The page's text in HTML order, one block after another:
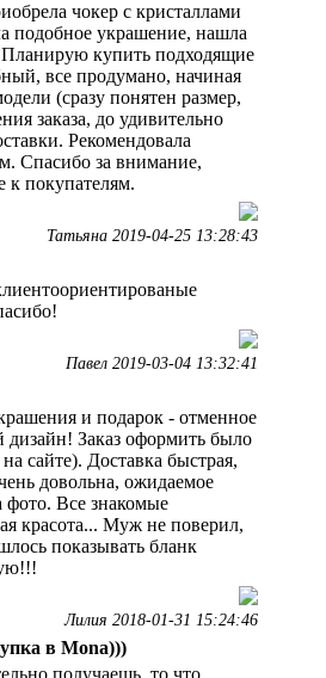
чокер с кристаллами
подобное украшение, нашла
купить подходящие
все продумано, начиная
(сразу понятен размер,
заказа, до удивительно
Рекомендовала
Спасибо за внимание,
к покупателям.
Татьяна 2019-04-25 13:28:43
Павел 2019-03-04 13:32:41
и подарок - отменное
дизайн! Заказ оформить было
сайте). Доставка быстрая,
довольна, ожидаемое
фото. Все знакомые
красота... Муж не поверил,
показывать бланк
Лилия 2018-01-31 15:24:46
в Mona)))